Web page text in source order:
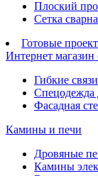
Плоский
Сетка
Готовые
Интернет магазин
Гибкие
Спецодежда
Фасадная
Камины и печи
Дровяные
Камины